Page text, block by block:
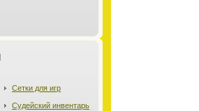
Сетки для игр
Судейский инвентарь